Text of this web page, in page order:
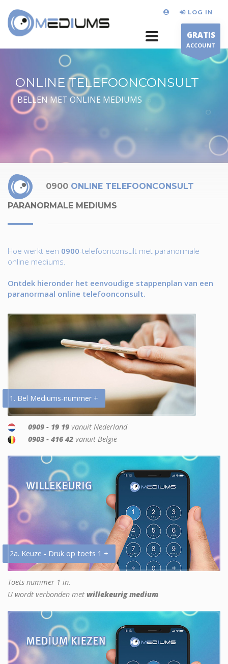
LOG IN
GRATIS
ACCOUNT
ONLINE TELEFOONCONSULT
BELLEN MET ONLINE MEDIUMS
0900 ONLINE TELEFOONCONSULT
PARANORMALE MEDIUMS
Hoe werkt een 0900-telefoonconsult met paranormale
online mediums.
Ontdek hieronder het eenvoudige stappenplan van een
paranormaal online telefoonconsult.
1. Bel Mediums-nummer +
0909 - 19 19 vanuit Nederland
0903 - 416 42 vanuit België
2a. Keuze - Druk op toets 1 +
Toets nummer 1 in.
U wordt verbonden met willekeurig medium